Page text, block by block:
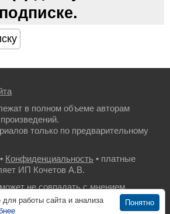
в полном объеме авторам
только по предварительному
• Конфиденциальность • платные
ИП Кочетов А.В.
не совпадать с мнением
Понятно
работы сайта и анализа